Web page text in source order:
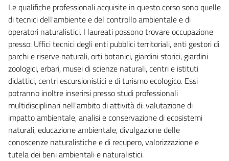
Le qualifiche professionali acquisite in questo corso sono quelle
di tecnici dell'ambiente e del controllo ambientale e di
operatori naturalistici. I laureati possono trovare occupazione
presso: Uffici tecnici degli enti pubblici territoriali, enti gestori di
parchi e riserve naturali, orti botanici, giardini storici, giardini
zoologici, erbari, musei di scienze naturali, centri e istituti
didattici, centri escursionistici e di turismo ecologico. Essi
potranno inoltre inserirsi presso studi professionali
multidisciplinari nell'ambito di attività di: valutazione di
impatto ambientale, analisi e conservazione di ecosistemi
naturali, educazione ambientale, divulgazione delle
conoscenze naturalistiche e di recupero, valorizzazione e
tutela dei beni ambientali e naturalistici.